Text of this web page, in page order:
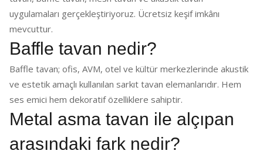
uygulamaları gerçekleştiriyoruz. Ücretsiz keşif imkânı
mevcuttur.
Baffle tavan nedir?
Baffle tavan; ofis, AVM, otel ve kültür merkezlerinde akustik
ve estetik amaçlı kullanılan sarkıt tavan elemanlarıdır. Hem
ses emici hem dekoratif özelliklere sahiptir.
Metal asma tavan ile alçıpan
arasındaki fark nedir?